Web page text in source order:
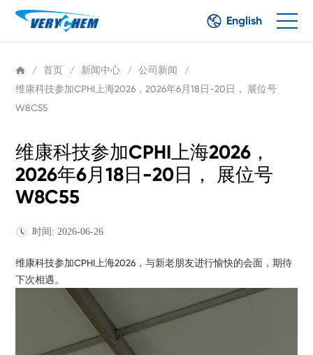
English
/ 首页 / 新闻中心 / 公司新闻
/
维康科技参加CPHI上海2026，2026年6月18日-20日， 展位号
W8C55
维康科技参加CPHI上海2026，
2026年6月18日-20日， 展位号
W8C55
时间: 2026-06-26
维康科技参加CPHI上海2026，与新老朋友进行愉快的会面，期待
下次相遇。